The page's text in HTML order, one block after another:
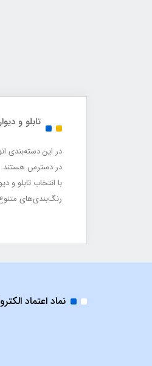
تابلو و
در این دسته‌بندی
در دسترس هستند.
با انتخاب تابلو
رنگ‌بندی‌های
نماد اعتماد